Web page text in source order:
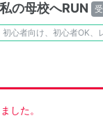
の母校へRUN
初心者向け、初心者OK、
した。